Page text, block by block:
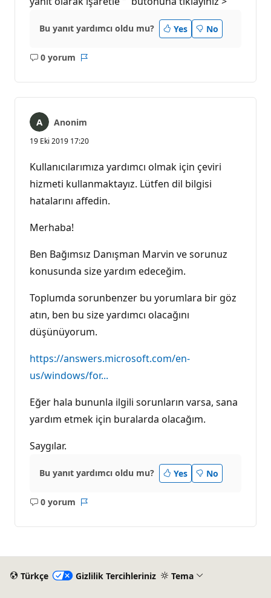
Bu yanıt yardımcı oldu mu? Yes No
0 yorum
Açıklama
Anonim
19 Eki 2019 17:20
Kullanıcılarımıza yardımcı olmak için çeviri
hizmeti kullanmaktayız. Lütfen dil bilgisi
hatalarını affedin.
Merhaba!
Ben Bağımsız Danışman Marvin ve sorunuz
konusunda size yardım edeceğim.
Toplumda sorunbenzer bu yorumlara bir göz
atın, ben bu size yardımcı olacağını
düşünüyorum.
https://answers.microsoft.com/en-
us/windows/for...
Eğer hala bununla ilgili sorunların varsa, sana
yardım etmek için buralarda olacağım.
Saygılar.
Bu yanıt yardımcı oldu mu? Yes No
0 yorum
Açıklama
Türkçe Gizlilik Tercihleriniz Tema